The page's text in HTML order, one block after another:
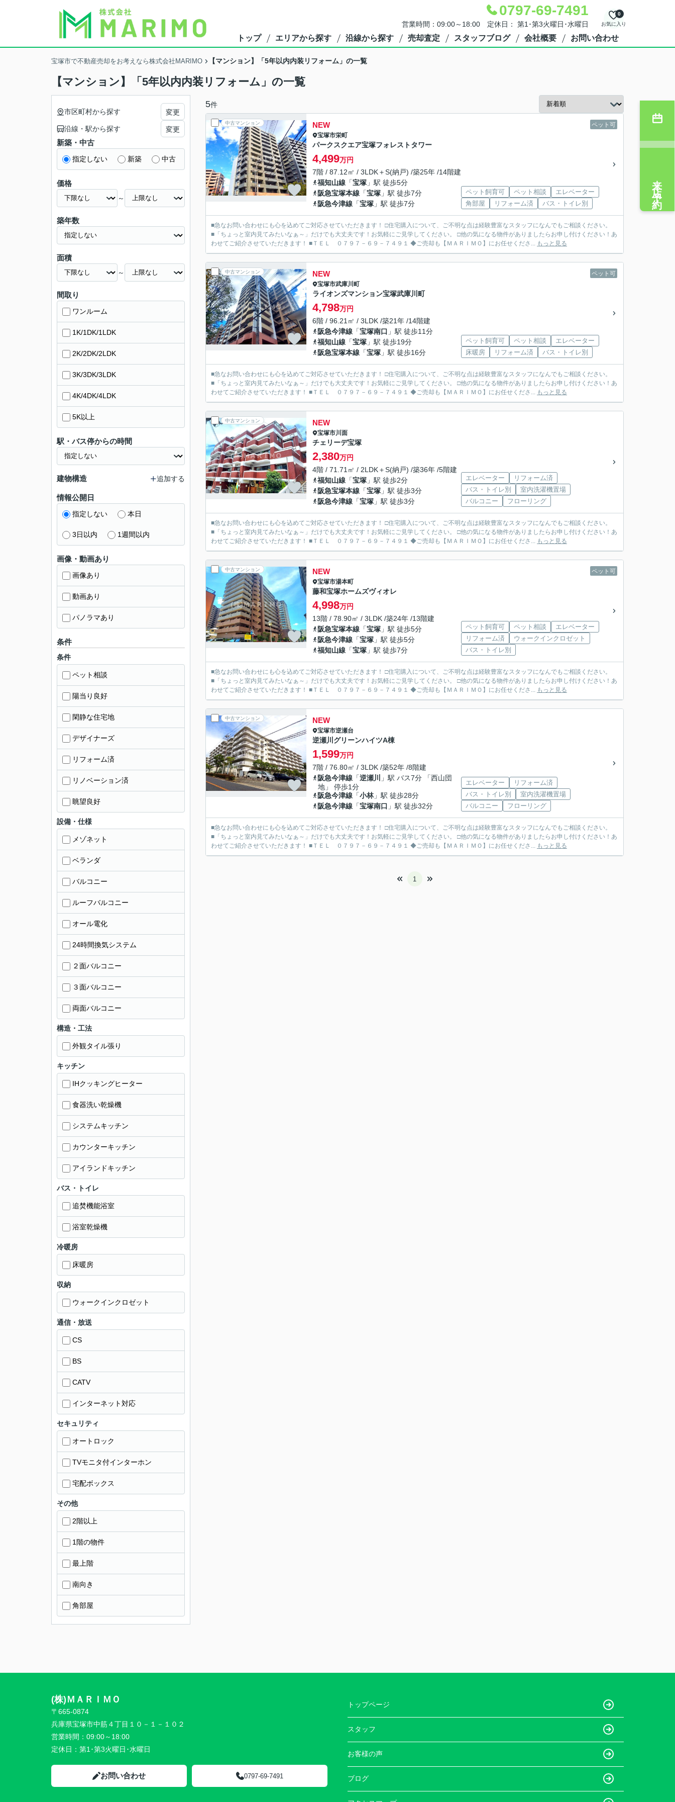
0797-69-7491
営業時間：09:00～18:00 定休日： 第1･第3火曜日･水曜日 お気に入り
0
トップ エリアから探す 沿線から探す 売却査定 スタッフブログ 会社概要 お問い合わせ
宝塚市で不動産売却をお考えなら株式会社MARIMO 【マンション】「5年以内内装リフォーム」の一覧
【マンション】「5年以内内装リフォーム」の一覧
5件
中古マンション ペット可
NEW
宝塚市栄町
パークスクエア宝塚フォレストタワー
4,499万円
7階 / 87.12㎡ / 3LDK＋S(納戸) /築25年 /14階建
福知山線 「宝塚 」駅 徒歩5分
阪急宝塚本線 「宝塚 」駅 徒歩7分
阪急今津線 「宝塚 」駅 徒歩7分
ペット飼育可 ペット相談
エレベーター
角部屋
リフォーム済 バス・トイレ別
■急なお問い合わせにも心を込めてご対応させていただきます！ □住宅購入について、ご不明な点は経験豊富なスタッフになんでもご相談ください。
■「ちょっと室内見てみたいなぁ～」だけでも大丈夫です！お気軽にご見学してください。 □他の気になる物件がありましたらお申し付けください！あ
わせてご紹介させていただきます！ ■ＴＥＬ ０７９７－６９－７４９１ ◆ご売却も【ＭＡＲＩＭＯ】にお任せくださ... もっと見る
中古マンション ペット可
NEW
宝塚市武庫川町
ライオンズマンション宝塚武庫川町
4,798万円
6階 / 96.21㎡ / 3LDK /築21年 /14階建
阪急今津線 「宝塚南口 」駅 徒歩11分
福知山線 「宝塚 」駅 徒歩19分
阪急宝塚本線 「宝塚 」駅 徒歩16分
ペット飼育可 ペット相談
エレベーター
床暖房
リフォーム済 バス・トイレ別
■急なお問い合わせにも心を込めてご対応させていただきます！ □住宅購入について、ご不明な点は経験豊富なスタッフになんでもご相談ください。
■「ちょっと室内見てみたいなぁ～」だけでも大丈夫です！お気軽にご見学してください。 □他の気になる物件がありましたらお申し付けください！あ
わせてご紹介させていただきます！ ■ＴＥＬ ０７９７－６９－７４９１ ◆ご売却も【ＭＡＲＩＭＯ】にお任せくださ... もっと見る
中古マンション NEW
宝塚市川面
チェリーデ宝塚
2,380万円
4階 / 71.71㎡ / 2LDK＋S(納戸) /築36年 /5階建
福知山線 「宝塚 」駅 徒歩2分
阪急宝塚本線 「宝塚 」駅 徒歩3分
阪急今津線 「宝塚 」駅 徒歩3分
エレベーター
リフォーム済
バス・トイレ別
室内洗濯機置場
バルコニー
フローリング
■急なお問い合わせにも心を込めてご対応させていただきます！ □住宅購入について、ご不明な点は経験豊富なスタッフになんでもご相談ください。
■「ちょっと室内見てみたいなぁ～」だけでも大丈夫です！お気軽にご見学してください。 □他の気になる物件がありましたらお申し付けください！あ
わせてご紹介させていただきます！ ■ＴＥＬ ０７９７－６９－７４９１ ◆ご売却も【ＭＡＲＩＭＯ】にお任せくださ... もっと見る
中古マンション ペット可
NEW
宝塚市湯本町
藤和宝塚ホームズヴィオレ
4,998万円
13階 / 78.90㎡ / 3LDK /築24年 /13階建
阪急宝塚本線 「宝塚 」駅 徒歩5分
阪急今津線 「宝塚 」駅 徒歩5分
福知山線 「宝塚 」駅 徒歩7分
ペット飼育可 ペット相談
エレベーター
リフォーム済
ウォークインクロゼット
バス・トイレ別
■急なお問い合わせにも心を込めてご対応させていただきます！ □住宅購入について、ご不明な点は経験豊富なスタッフになんでもご相談ください。
■「ちょっと室内見てみたいなぁ～」だけでも大丈夫です！お気軽にご見学してください。 □他の気になる物件がありましたらお申し付けください！あ
わせてご紹介させていただきます！ ■ＴＥＬ ０７９７－６９－７４９１ ◆ご売却も【ＭＡＲＩＭＯ】にお任せくださ... もっと見る
中古マンション NEW
宝塚市逆瀬台
逆瀬川グリーンハイツA棟
1,599万円
7階 / 76.80㎡ / 3LDK /築52年 /8階建
阪急今津線 「逆瀬川
」駅 バス7分 「西山団
地」 停歩1分
阪急今津線 「小林」駅 徒歩28分
阪急今津線 「宝塚南口 」駅 徒歩32分
エレベーター
リフォーム済
バス・トイレ別
室内洗濯機置場
バルコニー
フローリング
■急なお問い合わせにも心を込めてご対応させていただきます！ □住宅購入について、ご不明な点は経験豊富なスタッフになんでもご相談ください。
■「ちょっと室内見てみたいなぁ～」だけでも大丈夫です！お気軽にご見学してください。 □他の気になる物件がありましたらお申し付けください！あ
わせてご紹介させていただきます！ ■ＴＥＬ ０７９７－６９－７４９１ ◆ご売却も【ＭＡＲＩＭＯ】にお任せくださ... もっと見る
1
市区町村から探す 変更
沿線・駅から探す 変更
新築・中古
指定しない 新築 中古
価格
～
築年数
面積
～
間取り
ワンルーム
1K/1DK/1LDK
2K/2DK/2LDK
3K/3DK/3LDK
4K/4DK/4LDK
5K以上
駅・バス停からの時間
建物構造 追加する
情報公開日
指定しない 本日
3日以内 1週間以内
画像・動画あり
画像あり
動画あり
パノラマあり
条件
条件
ペット相談
陽当り良好
閑静な住宅地
デザイナーズ
リフォーム済
リノベーション済
眺望良好
設備・仕様
メゾネット
ベランダ
バルコニー
ルーフバルコニー
オール電化
24時間換気システム
２面バルコニー
３面バルコニー
両面バルコニー
構造・工法
外観タイル張り
キッチン
IHクッキングヒーター
食器洗い乾燥機
システムキッチン
カウンターキッチン
アイランドキッチン
バス・トイレ
追焚機能浴室
浴室乾燥機
冷暖房
床暖房
収納
ウォークインクロゼット
通信・放送
CS
BS
CATV
インターネット対応
セキュリティ
オートロック
TVモニタ付インターホン
宅配ボックス
その他
2階以上
1階の物件
最上階
南向き
角部屋
来店予約
(株)ＭＡＲＩＭＯ
〒665-0874
兵庫県宝塚市中筋４丁目１０－１－１０２
営業時間： 09:00～18:00
定休日： 第1･第3火曜日･水曜日
お問い合わせ 0797-69-7491
トップページ
スタッフ
お客様の声
ブログ